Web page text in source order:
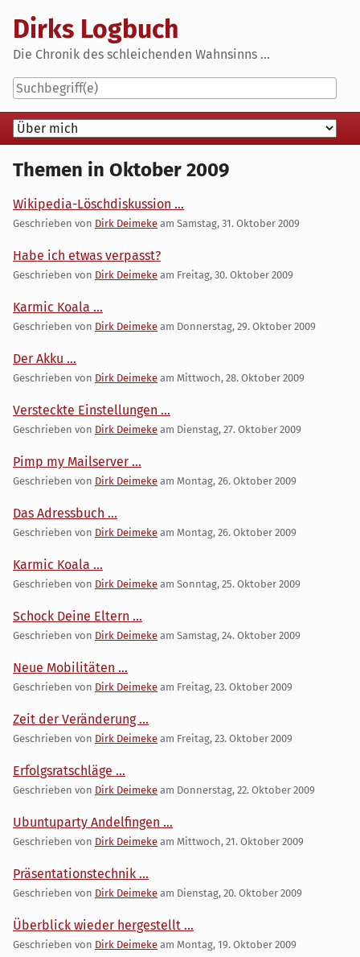
content
Dirks Logbuch
Die Chronik des schleichenden Wahnsinns ...
Navigation
Themen in Oktober 2009
Wikipedia-Löschdiskussion ...
Geschrieben von Dirk Deimeke am Samstag, 31. Oktober 2009
Habe ich etwas verpasst?
Geschrieben von Dirk Deimeke am Freitag, 30. Oktober 2009
Karmic Koala ...
Geschrieben von Dirk Deimeke am Donnerstag, 29. Oktober 2009
Der Akku ...
Geschrieben von Dirk Deimeke am Mittwoch, 28. Oktober 2009
Versteckte Einstellungen ...
Geschrieben von Dirk Deimeke am Dienstag, 27. Oktober 2009
Pimp my Mailserver ...
Geschrieben von Dirk Deimeke am Montag, 26. Oktober 2009
Das Adressbuch ...
Geschrieben von Dirk Deimeke am Montag, 26. Oktober 2009
Karmic Koala ...
Geschrieben von Dirk Deimeke am Sonntag, 25. Oktober 2009
Schock Deine Eltern ...
Geschrieben von Dirk Deimeke am Samstag, 24. Oktober 2009
Neue Mobilitäten ...
Geschrieben von Dirk Deimeke am Freitag, 23. Oktober 2009
Zeit der Veränderung ...
Geschrieben von Dirk Deimeke am Freitag, 23. Oktober 2009
Erfolgsratschläge ...
Geschrieben von Dirk Deimeke am Donnerstag, 22. Oktober 2009
Ubuntuparty Andelfingen ...
Geschrieben von Dirk Deimeke am Mittwoch, 21. Oktober 2009
Präsentationstechnik ...
Geschrieben von Dirk Deimeke am Dienstag, 20. Oktober 2009
Überblick wieder hergestellt ...
Geschrieben von Dirk Deimeke am Montag, 19. Oktober 2009